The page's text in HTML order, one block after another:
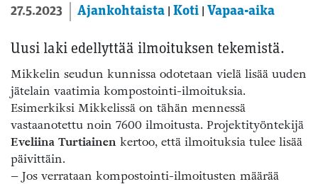
27.5.2023 Ajankohtaista Koti Vapaa-aika
Uusi laki edellyttää ilmoituksen tekemistä.
Mikkelin seudun kunnissa odotetaan vielä lisää uuden
jätelain vaatimia kompostointi-ilmoituksia.
Esimerkiksi Mikkelissä on tähän mennessä
vastaanotettu noin 7600 ilmoitusta. Projektityöntekijä
Eveliina Turtiainen kertoo, että ilmoituksia tulee lisää
päivittäin.
– Jos verrataan kompostointi-ilmoitusten määrää